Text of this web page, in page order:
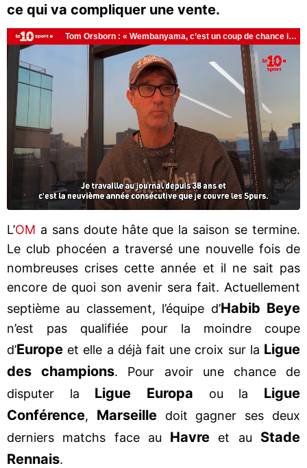
ce qui va compliquer une vente.
L’OM a sans doute hâte que la saison se termine.
Le club phocéen a traversé une nouvelle fois de
nombreuses crises cette année et il ne sait pas
encore de quoi son avenir sera fait. Actuellement
septième au classement, l’équipe d’Habib Beye
n’est pas qualifiée pour la moindre coupe
d’Europe et elle a déjà fait une croix sur la Ligue
des champions. Pour avoir une chance de
disputer la Ligue Europa ou la Ligue
Conférence, Marseilledoit gagner ses deux
derniers matchs face au Havre et au Stade
Rennais.